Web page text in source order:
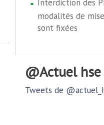
Interdiction des
modalités de
sont fixées
@actuel
Tweets de